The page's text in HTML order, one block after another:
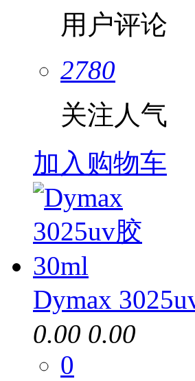
用户评论
2780
关注人气
加入购物车
Dymax
0.00 0.00
0